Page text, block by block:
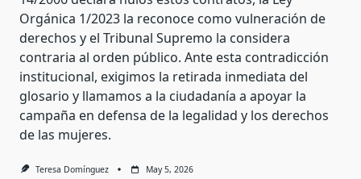
Orgánica 1/2023 la reconoce como vulneración de
derechos y el Tribunal Supremo la considera
contraria al orden público. Ante esta contradicción
institucional, exigimos la retirada inmediata del
glosario y llamamos a la ciudadanía a apoyar la
campaña en defensa de la legalidad y los derechos
de las mujeres.
Teresa Domínguez May 5, 2026